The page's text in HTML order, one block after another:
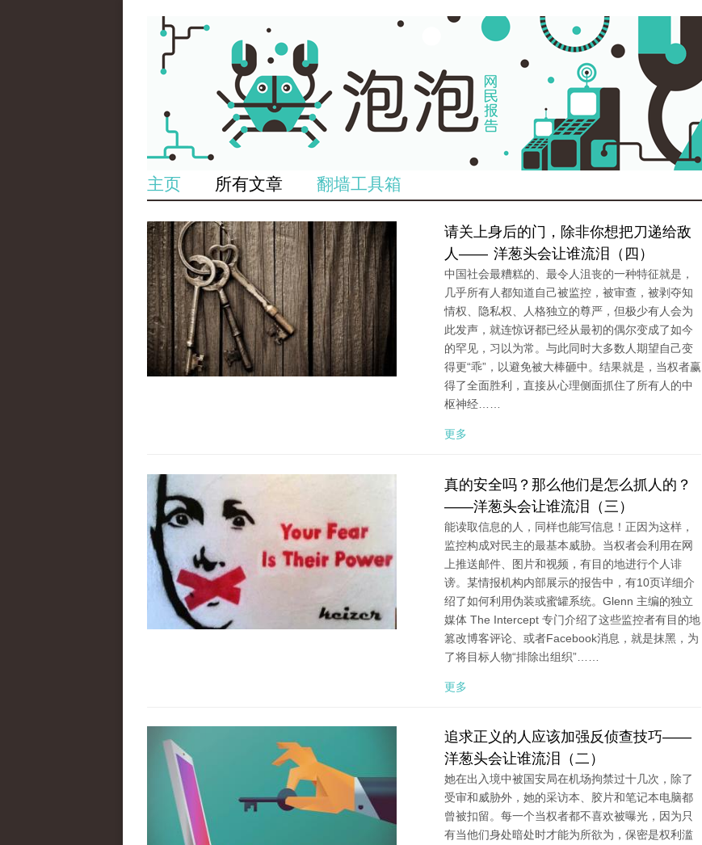
主页 所有文章 翻墙工具箱
请关上身后的门，除非你想把刀递给敌
人—— 洋葱头会让谁流泪（四）
中国社会最糟糕的、最令人沮丧的一种特征就是，
几乎所有人都知道自己被监控，被审查，被剥夺知
情权、隐私权、人格独立的尊严，但极少有人会为
此发声，就连惊讶都已经从最初的偶尔变成了如今
的罕见，习以为常。与此同时大多数人期望自己变
得更“乖”，以避免被大棒砸中。结果就是，当权者赢
得了全面胜利，直接从心理侧面抓住了所有人的中
枢神经……
更多
真的安全吗？那么他们是怎么抓人的？
——洋葱头会让谁流泪（三）
能读取信息的人，同样也能写信息！正因为这样，
监控构成对民主的最基本威胁。当权者会利用在网
上推送邮件、图片和视频，有目的地进行个人诽
谤。某情报机构内部展示的报告中，有10页详细介
绍了如何利用伪装或蜜罐系统。Glenn 主编的独立
媒体 The Intercept 专门介绍了这些监控者有目的地
篡改博客评论、或者Facebook消息，就是抹黑，为
了将目标人物“排除出组织”……
更多
追求正义的人应该加强反侦查技巧——
洋葱头会让谁流泪（二）
她在出入境中被国安局在机场拘禁过十几次，除了
受审和威胁外，她的采访本、胶片和笔记本电脑都
曾被扣留。每一个当权者都不喜欢被曝光，因为只
有当他们身处暗处时才能为所欲为，保密是权利滥